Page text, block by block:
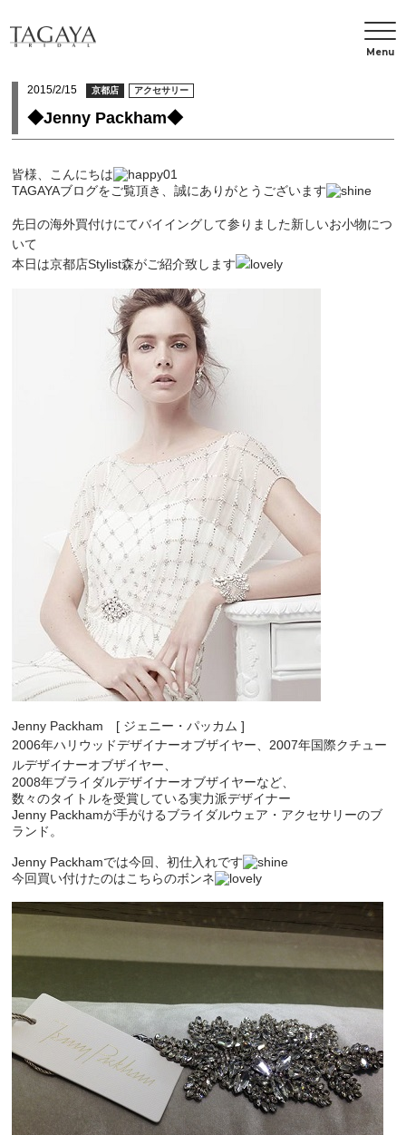
Menu
2015/2/15 京都店 アクセサリー
◆Jenny Packham◆
皆様、こんにちは
TAGAYAブログをご覧頂き、誠にありがとうございます
先日の海外買付けにてバイイングして参りました新しいお小物につ
いて
本日は京都店Stylist森がご紹介致します
Jenny Packham [ ジェニー・パッカム ]
2006年ハリウッドデザイナーオブザイヤー、 2007年国際クチュー
ルデザイナーオブザイヤー、
2008年ブライダルデザイナーオブザイヤーなど、
数々のタイトルを受賞している実力派デザイナー
Jenny Packhamが手がけるブライダルウェア・アクセサリーのブ
ランド。
Jenny Packhamでは今回、初仕入れです
今回買い付けたのはこちらのボンネ